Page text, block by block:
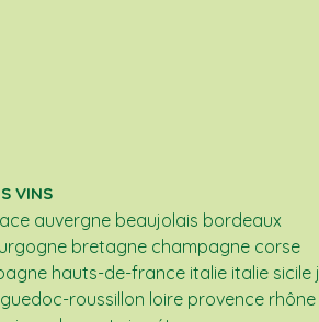
VINS
auvergne beaujolais bordeaux
bretagne champagne corse
hauts-de-france italie italie sicile
roussillon loire provence rhône